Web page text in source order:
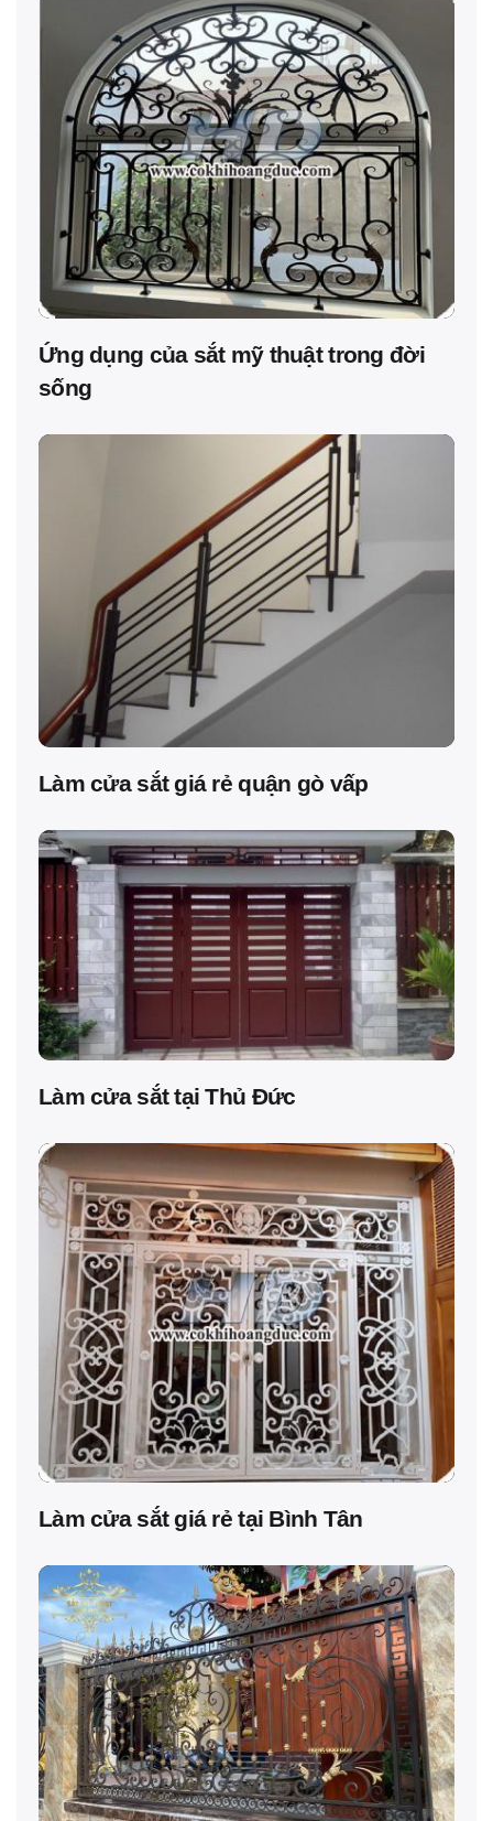
Ứng dụng của sắt mỹ thuật trong đời
sống
Làm cửa sắt giá rẻ quận gò vấp
Làm cửa sắt tại Thủ Đức
Làm cửa sắt giá rẻ tại Bình Tân